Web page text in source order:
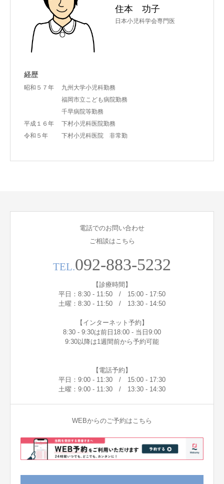
住本 功子
日本小児科学会専門医
経歴
昭和５７年 九州大学小児科勤務
福岡市立こども病院勤務
千早病院等勤務
平成１６年 下村小児科医院勤務
令和５年 下村小児科医院 非常勤
電話でのお問い合わせ
ご相談はこちら
TEL.092-883-5232
【診療時間】
平日：8:30 - 11:50 / 15:00 - 17:50
土曜：8:30 - 11:50 / 13:30 - 14:50
【インターネット予約】
8:30 - 9:30は前日18:00 - 当日9:00
9:30以降は1週間前から予約可能
【電話予約】
平日：9:00 - 11:30 / 15:00 - 17:30
土曜：9:00 - 11:30 / 13:30 - 14:30
WEBからのご予約はこちら